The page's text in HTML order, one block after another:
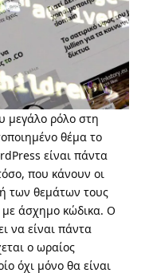
μεγάλο ρόλο στη
θέμα το
είναι πάντα
που κάνουν οι
των θεμάτων τους
με άσχημο κώδικα. Ο
να είναι πάντα
ο ωραίος
όχι μόνο θα είναι